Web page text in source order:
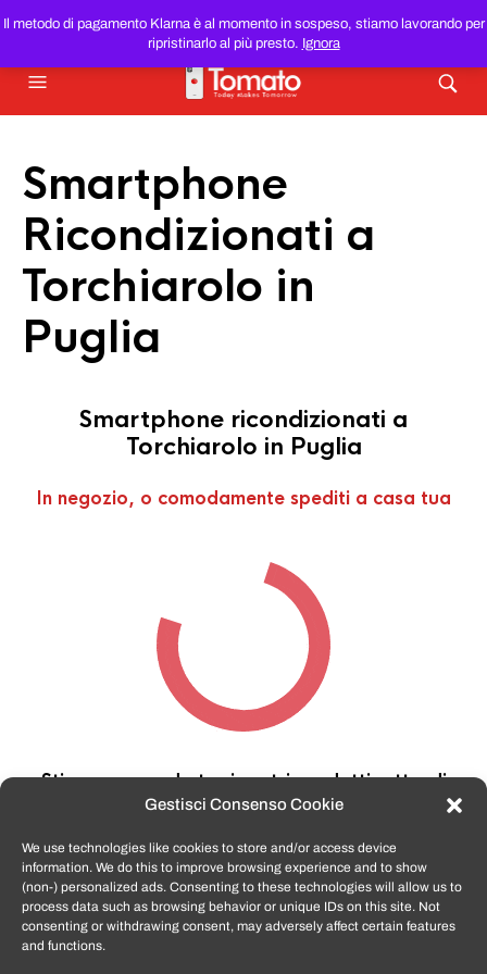
Gestisci Consenso Cookie
We use technologies like cookies to store and/or access device
information. We do this to improve browsing experience and to show
(non-) personalized ads. Consenting to these technologies will allow us to
process data such as browsing behavior or unique IDs on this site. Not
consenting or withdrawing consent, may adversely affect certain features
and functions.
Il metodo di pagamento Klarna è al momento in sospeso, stiamo lavorando per
ripristinarlo al più presto. Ignora
SMARTPHONE E TABLET RICONDIZIONATIAL MIGLIOR
PREZZO DEL WEB!
Smartphone
Ricondizionati a
Torchiarolo in
Puglia
Smartphone ricondizionati a
Torchiarolo in Puglia
In negozio, o comodamente spediti a casa tua
Stiamo cercando tra i nostri prodotti, attendi
qualche secondo…
TomatoSmartphone.itè lo shop n.1 in italia per
smartphone ricondizionati garantiti e certificati
di tutte le marche,APPLE, SAMSUNG, HUAWEI,
ONEPLUS, XIAOMI e tanto altro